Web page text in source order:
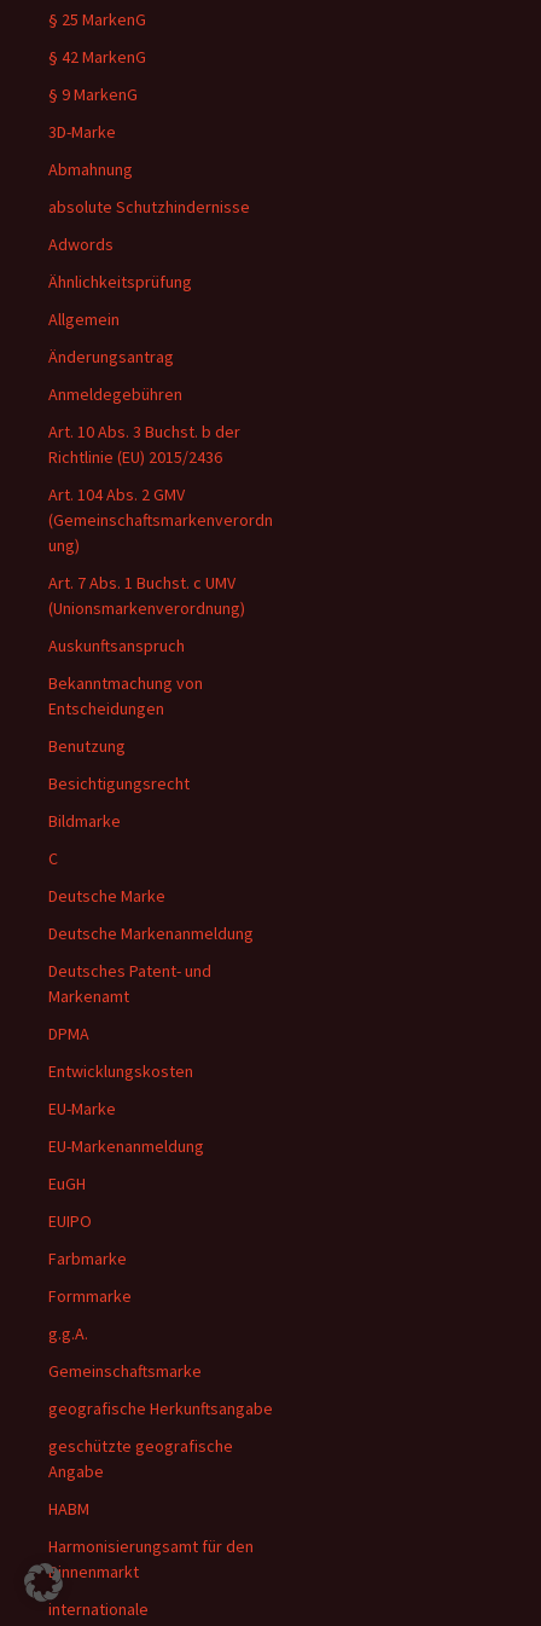
§ 25 MarkenG
§ 42 MarkenG
§ 9 MarkenG
3D-Marke
Abmahnung
absolute Schutzhindernisse
Adwords
Ähnlichkeitsprüfung
Allgemein
Änderungsantrag
Anmeldegebühren
Art. 10 Abs. 3 Buchst. b der
Richtlinie (EU) 2015/2436
Art. 104 Abs. 2 GMV
(Gemeinschaftsmarkenverordn
ung)
Art. 7 Abs. 1 Buchst. c UMV
(Unionsmarkenverordnung)
Auskunftsanspruch
Bekanntmachung von
Entscheidungen
Benutzung
Besichtigungsrecht
Bildmarke
C
Deutsche Marke
Deutsche Markenanmeldung
Deutsches Patent- und
Markenamt
DPMA
Entwicklungskosten
EU-Marke
EU-Markenanmeldung
EuGH
EUIPO
Farbmarke
Formmarke
g.g.A.
Gemeinschaftsmarke
geografische Herkunftsangabe
geschützte geografische
Angabe
HABM
Harmonisierungsamt für den
Binnenmarkt
internationale